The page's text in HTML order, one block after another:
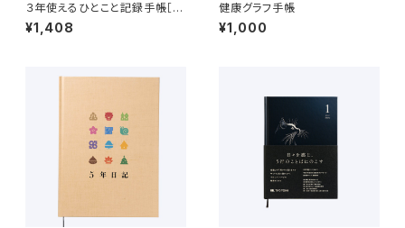
３年使えるひとこと記録手帳［ク
ラシックローズ］
¥1,408
健康グラフ手帳
¥1,000